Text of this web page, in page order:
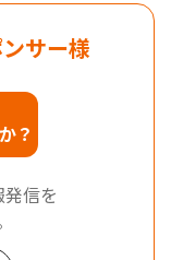
サー様
？
信を